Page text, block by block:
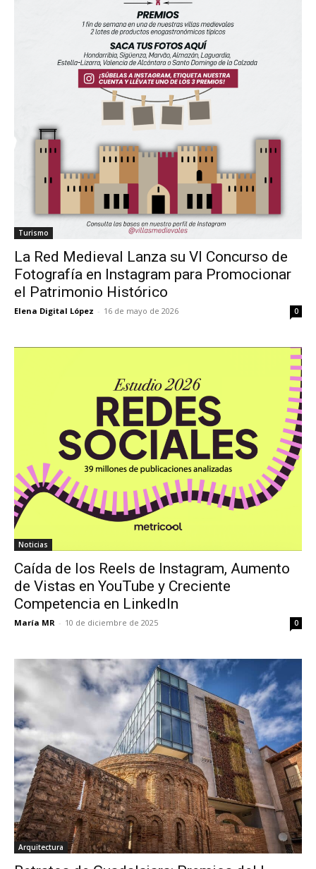
Turismo
La Red Medieval Lanza su VI Concurso de
Fotografía en Instagram para Promocionar
el Patrimonio Histórico
Elena Digital López - 16 de mayo de 2026 0
Noticias
Caída de los Reels de Instagram, Aumento
de Vistas en YouTube y Creciente
Competencia en LinkedIn
María MR - 10 de diciembre de 2025 0
Arquitectura